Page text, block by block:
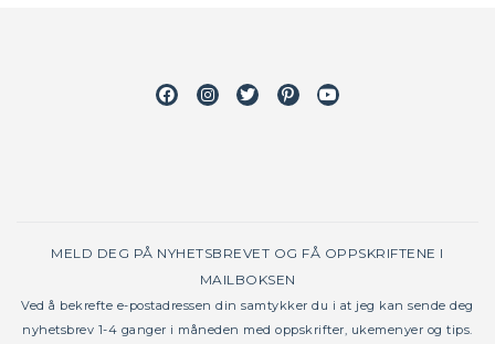
FacebookInstagram
TwitterPinterestYoutube
MELD DEG PÅ NYHETSBREVET OG FÅ OPPSKRIFTENE I
MAILBOKSEN
Ved å bekrefte e-postadressen din samtykker du i at jeg kan sende deg
nyhetsbrev 1-4 ganger i måneden med oppskrifter, ukemenyer og tips.